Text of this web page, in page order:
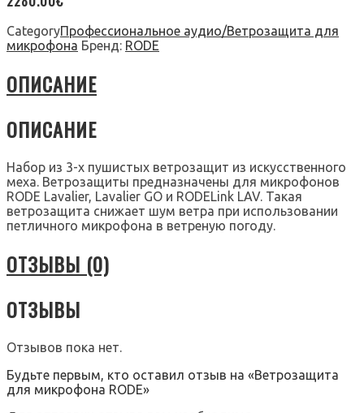
CategoryПрофессиональное аудио/Ветрозащита для
микрофона Бренд: RODE
ОПИСАНИЕ
ОПИСАНИЕ
Набор из 3-х пушистых ветрозащит из искусственного
меха. Ветрозащиты предназначены для микрофонов
RODE Lavalier, Lavalier GO и RODELink LAV. Такая
ветрозащита снижает шум ветра при использовании
петличного микрофона в ветреную погоду.
ОТЗЫВЫ (0)
ОТЗЫВЫ
Отзывов пока нет.
Будьте первым, кто оставил отзыв на «Ветрозащита
для микрофона RODE»